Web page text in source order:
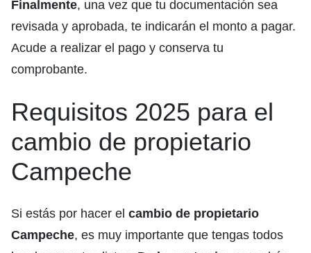
Finalmente, una vez que tu documentación sea
revisada y aprobada, te indicarán el monto a pagar.
Acude a realizar el pago y conserva tu
comprobante.
Requisitos 2025 para el
cambio de propietario
Campeche
Si estás por hacer el cambio de propietario
Campeche, es muy importante que tengas todos